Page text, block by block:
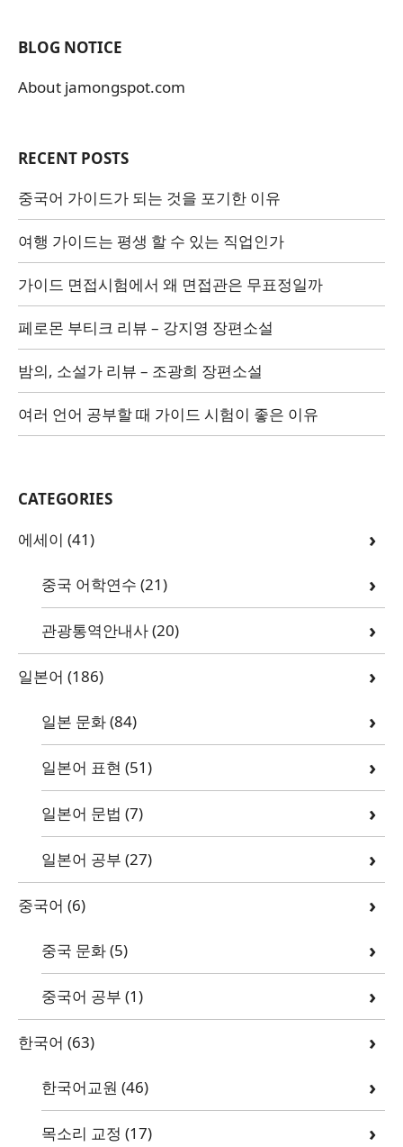
BLOG NOTICE
About jamongspot.com
RECENT POSTS
중국어 가이드가 되는 것을 포기한 이유
여행 가이드는 평생 할 수 있는 직업인가
가이드 면접시험에서 왜 면접관은 무표정일까
페로몬 부티크 리뷰 – 강지영 장편소설
밤의, 소설가 리뷰 – 조광희 장편소설
여러 언어 공부할 때 가이드 시험이 좋은 이유
CATEGORIES
에세이 (41)
중국 어학연수 (21)
관광통역안내사(20)
일본어 (186)
일본 문화(84)
일본어 표현 (51)
일본어 문법 (7)
일본어 공부 (27)
중국어 (6)
중국 문화(5)
중국어 공부 (1)
한국어 (63)
한국어교원 (46)
목소리 교정 (17)